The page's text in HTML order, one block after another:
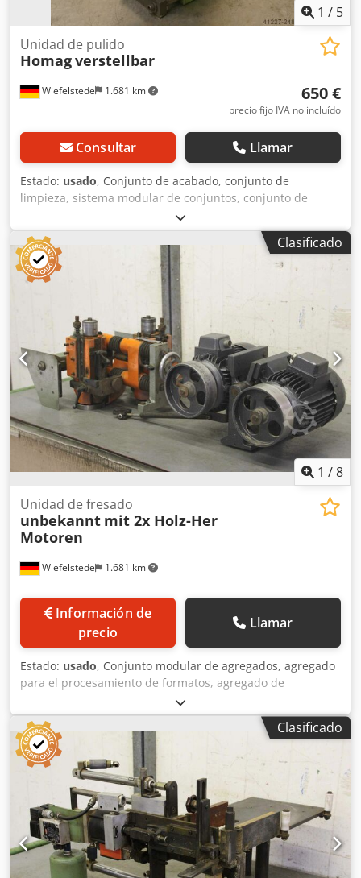
1 / 5
Wiefelstede 1.681 km
Unidad de pulido
Homagverstellbar
650 €
precio fijo IVA no incluído
Consultar Llamar
Estado: usado, Conjunto de acabado, conjunto de
limpieza, sistema modular de conjuntos, conjunto de
procesamiento de formatos, perfiladora de doble extremo,
máquina para el procesamiento de bordes, para colocar
después de la cuchilla de arrastre en una máquina para el
procesamiento de bordes -Conjunto de acabado HOMAG:
para la aplicación de productos de limpieza con un paño
para eliminar los residuos de adhesivo en los bordes de
PVC. -Motor: 1,1 kW -Velocidad: 2840 rpm -Ajuste lateral:
ajustable -Ajuste de altura: ajustable -Cantidad: 1 conjunto
disponible -Precio: por unidad Csdpfx Aecn Ibqjm Tjha -
Dimensiones: 350/350/A500 mm -Peso: 32 kg
Clasificado
1 /8
Wiefelstede 1.681 km
Unidad de fresado
unbekannt mit 2x Holz-Her
Motoren
Información de
precio
Llamar
Estado: usado, Conjunto modular de agregados, agregado
para el procesamiento de formatos, agregado de
mecanizado, agregado de fresado, agregado de fresado de
formas, agregado de fresado para ensamblaje, agregado
de corte, perfilador de doble extremo, máquina para el
procesamiento de bordes, motor de ranurado, motor de
mecanizado, motor de fresado para máquina de
procesamiento de bordes -Agregado de fresado:
lamentablemente, no se indica el modelo Chsdpfxjgyg Avs
Am Tsa -Motor: 2 x Holz-Her, 2200 W / 2800 rpm -Correa de
transmisión: no incluida -Bloque del motor: dimensiones
400/340/300 mm -Unidad de fresado: 530/440/A300 mm -
Peso total: 81 kg
Clasificado